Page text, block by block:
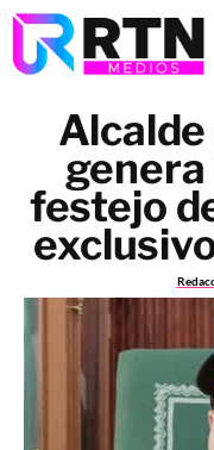
Alcalde
festejo